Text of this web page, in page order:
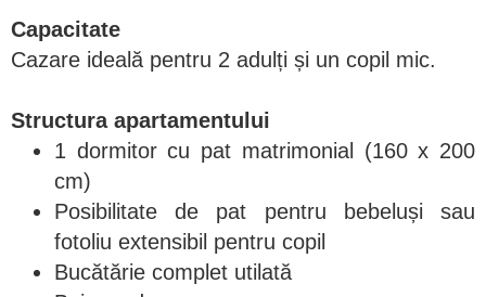
Capacitate
Cazare ideală pentru 2 adulți și un copil mic.
Structura apartamentului
1 dormitor cu pat matrimonial (160 x 200
cm)
Posibilitate de pat pentru bebeluși sau
fotoliu extensibil pentru copil
Bucătărie complet utilată